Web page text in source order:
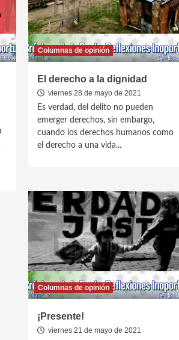
Columnas de opinión
El derecho a la dignidad
viernes 28 de mayo de 2021
Es verdad, del delito no pueden
emerger derechos, sin embargo,
cuando los derechos humanos como
el derecho a una vida...
Columnas de opinión
¡Presente!
viernes 21 de mayo de 2021